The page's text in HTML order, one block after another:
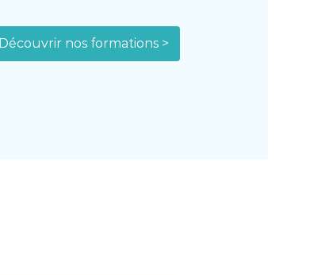
Découvrir nos formations >